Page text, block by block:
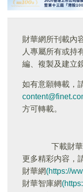
財華網所刊載內
人專屬所有或持
編、複製及建立
如有意願轉載，
方可轉載。
下載財
更多精彩内容，
財華網(https://
財華智庫網